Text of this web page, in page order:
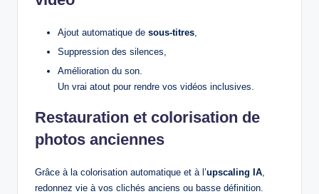
Ajout automatique de sous‑titres
Suppression des silences,
Amélioration du son.
Un vrai atout pour rendre vos vidéos inclusives.
Restauration et colorisation de
photos anciennes
Grâce à la colorisation automatique et à l’upscaling IA,
redonnez vie à vos clichés anciens ou basse définition.